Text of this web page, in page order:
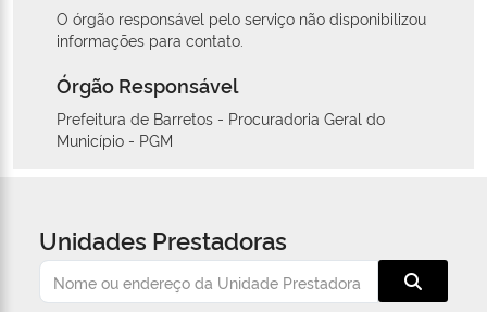
O órgão responsável pelo serviço não disponibilizou
informações para contato.
Órgão Responsável
Prefeitura de Barretos - Procuradoria Geral do
Município - PGM
Unidades Prestadoras